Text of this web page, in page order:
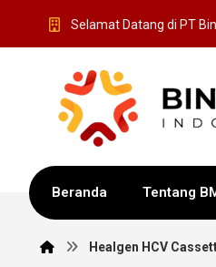
Selamat Datang di PT
Beranda Tentang
Healgen HCV